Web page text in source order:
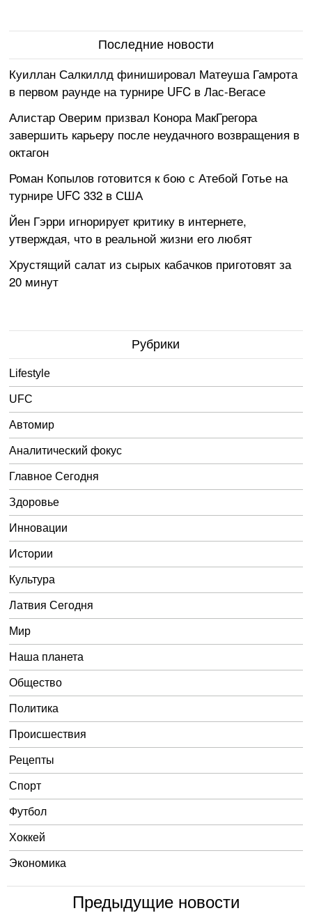
Последние новости
Куиллан Салкиллд финишировал Матеуша Гамрота
в первом раунде на турнире UFC в Лас-Вегасе
Алистар Оверим призвал Конора МакГрегора
завершить карьеру после неудачного возвращения в
октагон
Роман Копылов готовится к бою с Атебой Готье на
турнире UFC 332 в США
Йен Гэрри игнорирует критику в интернете,
утверждая, что в реальной жизни его любят
Хрустящий салат из сырых кабачков приготовят за
20 минут
Рубрики
Lifestyle
UFC
Автомир
Аналитический фокус
Главное Сегодня
Здоровье
Инновации
Истории
Культура
Латвия Сегодня
Мир
Наша планета
Общество
Политика
Происшествия
Рецепты
Спорт
Футбол
Хоккей
Экономика
Предыдущие новости